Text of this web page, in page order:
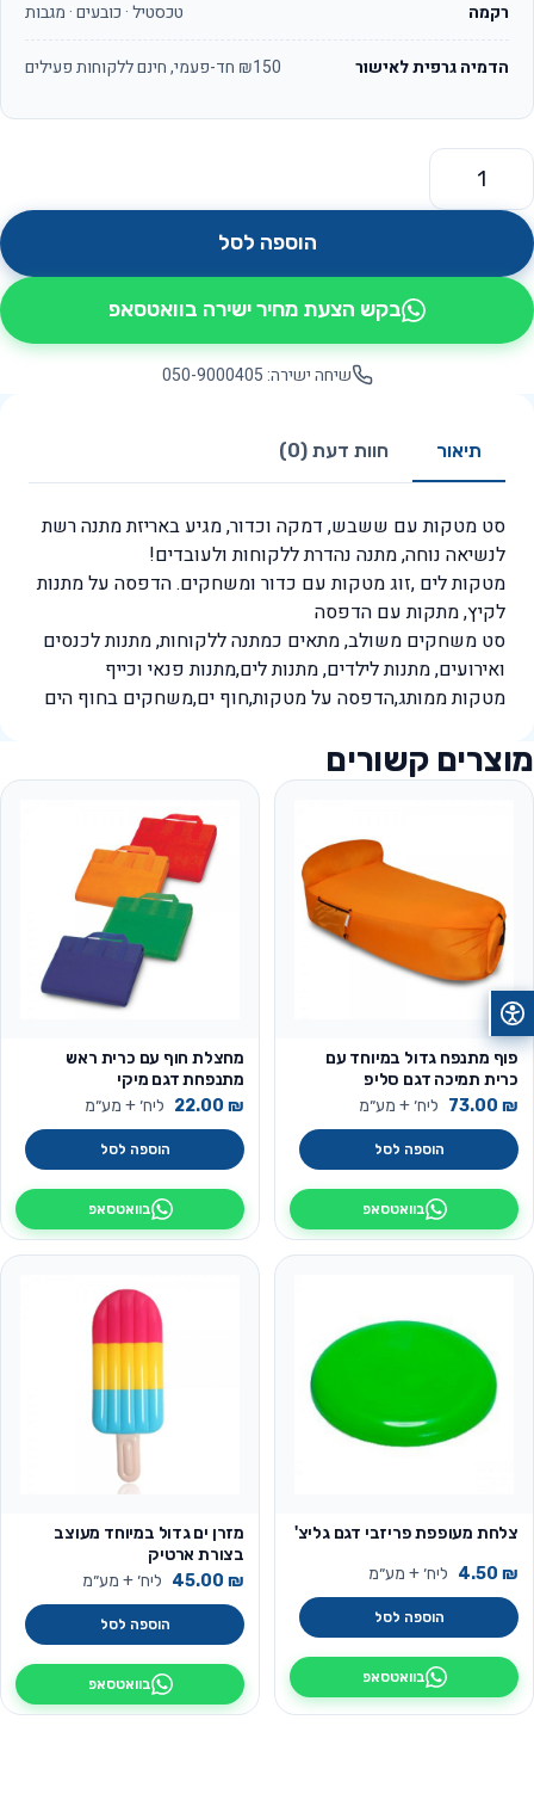
רקמה טכסטיל · כובעים · מגבות
הדמיה גרפית לאישור ₪150 חד-פעמי, חינם ללקוחות פעילים
כמות של זוג מטקות עם משחק שחמט, שש-בש ודמקה לבן בתיק
הוספה לסל
בקש הצעת מחיר ישירה בוואטסאפ
שיחה ישירה: 050-9000405
תיאור חוות דעת (0)
סט מטקות עם ששבש, דמקה וכדור, מגיע באריזת מתנה רשת
לנשיאה נוחה, מתנה נהדרת ללקוחות ולעובדים!
מטקות לים ,זוג מטקות עם כדור ומשחקים. הדפסה על מתנות
לקיץ, מתקות עם הדפסה
סט משחקים משולב, מתאים כמתנה ללקוחות, מתנות לכנסים
ואירועים, מתנות לילדים, מתנות לים,מתנות פנאי וכייף
מטקות ממותג,הדפסה על מטקות,חוף ים,משחקים בחוף הים
מוצרים קשורים
פוף מתנפח גדול במיוחד עם
כרית תמיכה דגם סליפ
73.00 ₪ ליח׳ + מע״מ
הוספה לסל
בוואטסאפ
מחצלת חוף עם כרית ראש
מתנפחת דגם מיקי
22.00 ₪ ליח׳ + מע״מ
הוספה לסל
בוואטסאפ
צלחת מעופפת פריזבי דגם גליצ'
4.50 ₪ ליח׳ + מע״מ
הוספה לסל
בוואטסאפ
מזרן ים גדול במיוחד מעוצב
בצורת ארטיק
45.00 ₪ ליח׳ + מע״מ
הוספה לסל
בוואטסאפ